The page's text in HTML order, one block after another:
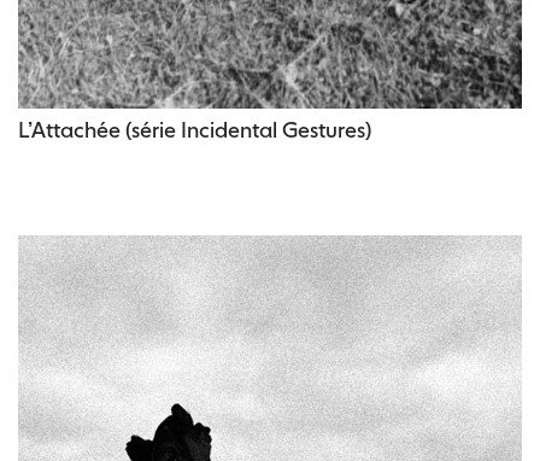
L’Attachée (série Incidental Gestures)